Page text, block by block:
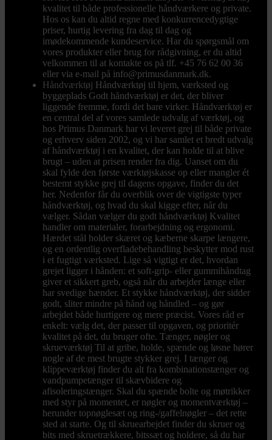
kvalitet til både professionelle håndværkere og private.
Hos os kan du altid regne med konkurrencedygtige
priser, hurtig levering fra dag til dag og
imødekommende kundeservice. Har du spørgsmål om
vores produkter eller brug for rådgivning, er du altid
velkommen til at kontakte os på tlf. +45 76 62 00 36
eller via e-mail på info@primusdanmark.dk.
Håndværktøj Håndværktøj til hjem, værksted og
byggeplads Godt håndværktøj er det, der bliver
liggende fremme, fordi det bare virker. Håndværktøj er
en central del af vores samlede udvalg af værktøj, og
hos Primus Danmark har vi leveret grej til både private
og erhverv siden 2002, og vi har samlet et bredt udvalg
af håndværktøj i en kvalitet, der kan holde til at blive
brugt – uden at prisen render fra dig. Uanset om du
skal fylde den første værktøjskasse op eller mangler ét
bestemt stykke grej til dagens opgave, finder du det
her. Nedenfor får du overblik over de vigtigste typer
håndværktøj, og hvad du skal kigge efter, når du
vælger. Sådan vælger du godt håndværktøj Kvalitet
handler om materialer, forarbejdning og ergonomi.
Hærdet stål holder skæret og kæberne skarpe længere,
og en ordentlig overfladebehandling beskytter mod rust
i et fugtigt værksted. Lige så vigtigt er det, hvordan
grejet ligger i hånden: et soft-grip- eller gummihåndtag
giver et sikkert greb, også når du arbejder længe eller
har svedige hænder. Et stykke håndværktøj, der sidder
godt, sliter mindre på hånd og håndled – og gør
arbejdet både hurtigere og mere præcist. Vores råd er
enkelt: vælg det, der passer til opgaven, og prioritér
kvalitet på det, du bruger ofte. Tænger, nøgler og
skrueværktøj Til at gribe, holde, spænde og løsne hører
nogle af de mest brugte stykker grej. I tænger og
klippeværktøj finder du alt fra kombinationstænger og
vandpumpetænger til skævbidere og
afisoleringstænger. Skal du spænde bolte og møtrikker
med styr på momentet, er nøgler og momentværktøj –
herunder topnøglesæt og ring-/gaffelnøgler – det rette
sted at starte. Og til skruearbejdet finder du skruer og
bits med skruetrækkere, bitssæt og holdere, så du har